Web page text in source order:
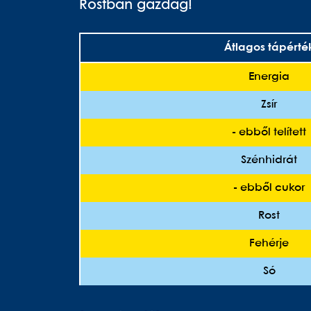
Rostban gazdag!
Átlagos
Energia
Zsír
- ebből telített
Szénhidrát
- ebből cukor
Rost
Fehérje
Só